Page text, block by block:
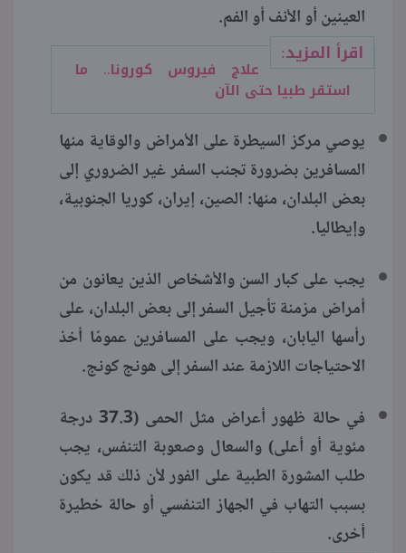
العينين أو الأنف أو الفم.
اقرأ المزيد:
علاج فيروس كورونا.. ما
استقر طبيا حتى الآن
يوصي مركز السيطرة على الأمراض والوقاية منها
المسافرين بضرورة تجنب السفر غير الضروري إلى
بعض البلدان، منها: الصين، إيران، كوريا الجنوبية،
وإيطاليا.
يجب على كبار السن والأشخاص الذين يعانون من
أمراض مزمنة تأجيل السفر إلى بعض البلدان، على
رأسها اليابان، ويجب على المسافرين عمومًا أخذ
الاحتياجات اللازمة عند السفر إلى هونج كونج.
في حالة ظهور أعراض مثل الحمى (37.3 درجة
مئوية أو أعلى) والسعال وصعوبة التنفس، يجب
طلب المشورة الطبية على الفور لأن ذلك قد يكون
بسبب التهاب في الجهاز التنفسي أو حالة خطيرة
أخرى.